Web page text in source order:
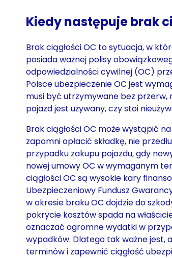
Kiedy następuje brak
Brak ciągłości OC to sytuacja, w
posiada ważnej polisy
odpowiedzialności cywilnej (OC)
Polsce ubezpieczenie OC jest
musi być utrzymywane bez przerw,
pojazd jest używany, czy stoi
Brak ciągłości OC może wystąpić
zapomni opłacić składkę, nie
przypadku zakupu pojazdu, gdy
nowej umowy OC w wymaganym
ciągłości OC są wysokie kary
Ubezpieczeniowy Fundusz
w okresie braku OC dojdzie do
pokrycie kosztów spada na
oznaczać ogromne wydatki w
wypadków. Dlatego tak ważne jest,
terminów i zapewnić ciągłość